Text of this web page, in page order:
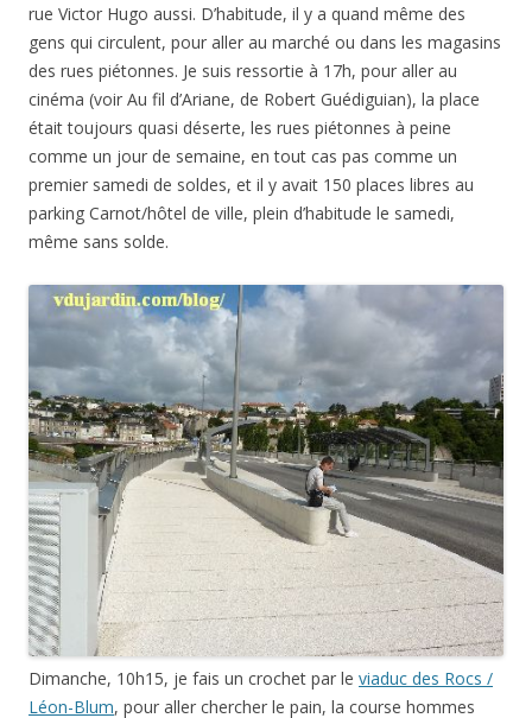
rue Victor Hugo aussi. D’habitude, il y a quand même des
gens qui circulent, pour aller au marché ou dans les magasins
des rues piétonnes. Je suis ressortie à 17h, pour aller au
cinéma (voir Au fil d’Ariane, de Robert Guédiguian), la place
était toujours quasi déserte, les rues piétonnes à peine
comme un jour de semaine, en tout cas pas comme un
premier samedi de soldes, et il y avait 150 places libres au
parking Carnot/hôtel de ville, plein d’habitude le samedi,
même sans solde.
Dimanche, 10h15, je fais un crochet par le viaduc des Rocs /
Léon-Blum, pour aller chercher le pain, la course hommes